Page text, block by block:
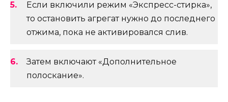
Если включили режим «Экспресс-стирка»,
то остановить агрегат нужно до последнего
отжима, пока не активировался слив.
Затем включают «Дополнительное
полоскание».